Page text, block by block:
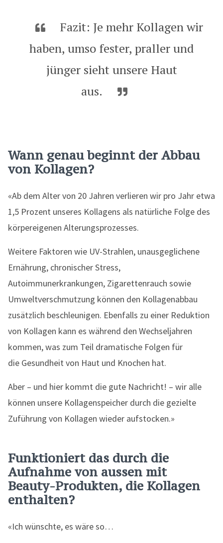
Fazit: Je mehr Kollagen wir
haben, umso fester, praller und
jünger sieht unsere Haut
aus.
Wann genau beginnt der Abbau
von Kollagen?
«Ab dem Alter von 20 Jahren verlieren wir pro Jahr etwa
1,5 Prozent unseres Kollagens als natürliche Folge des
körpereigenen Alterungsprozesses.
Weitere Faktoren wie UV-Strahlen, unausgeglichene
Ernährung, chronischer Stress,
Autoimmunerkrankungen, Zigarettenrauch sowie
Umweltverschmutzung können den Kollagenabbau
zusätzlich beschleunigen. Ebenfalls zu einer Reduktion
von Kollagen kann es während den Wechseljahren
kommen, was zum Teil dramatische Folgen für
die Gesundheit von Haut und Knochen hat.
Aber – und hier kommt die gute Nachricht! – wir alle
können unsere Kollagenspeicher durch die gezielte
Zuführung von Kollagen wieder aufstocken.»
Funktioniert das durch die
Aufnahme von aussen mit
Beauty-Produkten, die Kollagen
enthalten?
«Ich wünschte, es wäre so…